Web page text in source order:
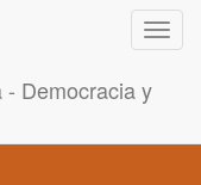
- Democracia y